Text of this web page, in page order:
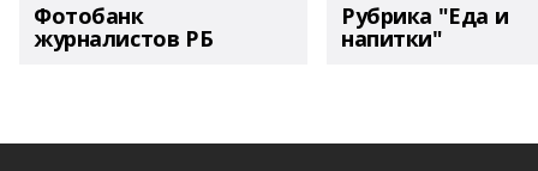
Фотобанк
журналистов РБ
Рубрика "Еда и
напитки"